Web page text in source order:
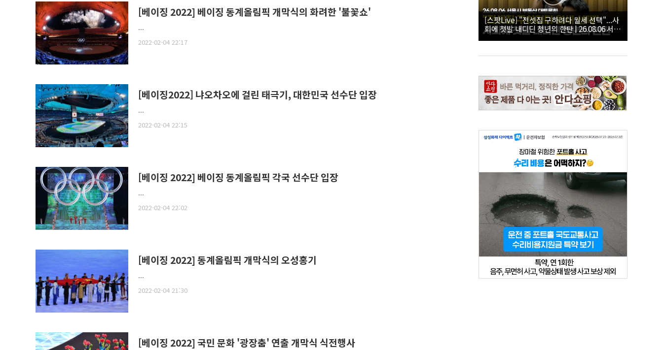
[베이징 2022] 베이징 동계올림픽 개막식의 화려한 '불꽃쇼'
...
2022-02-04 22:17
[베이징2022] 냐오차오에 걸린 태극기, 대한민국 선수단 입장
...
2022-02-04 22:15
[베이징 2022] 베이징 동계올림픽 각국 선수단 입장
...
2022-02-04 22:02
[베이징 2022] 동계올림픽 개막식의 오성홍기
...
2022-02-04 21:30
[베이징 2022] 국민 문화 '광장춤' 연출 개막식 식전행사
[스팟Live] "전셋집 구하려다 월세 선택"...사
회에 첫발 내디딘 청년의 한탄 | 26.08.06 서울
시 부동산 대토론회